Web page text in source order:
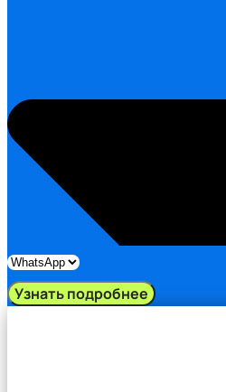
Узнать подробнее